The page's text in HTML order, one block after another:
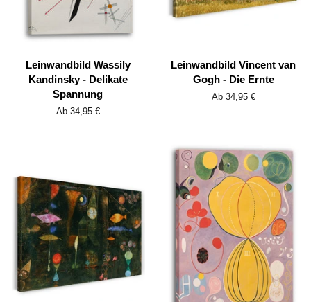
Leinwandbild Wassily
Kandinsky - Delikate
Spannung
Ab 34,95 €
Leinwandbild Vincent van
Gogh - Die Ernte
Ab 34,95 €